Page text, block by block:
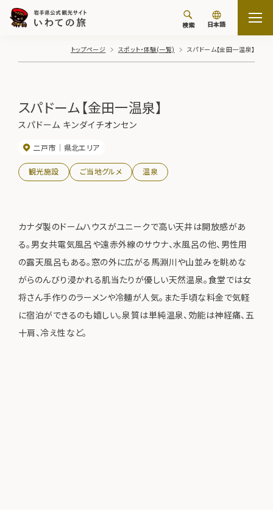
検索 日本語
トップページ スポット・体験(一覧) スパドーム【金田一温泉】
スパドーム【金田一温泉】
スパドーム キンダイチオンセン
二戸市 県北エリア
観光施設 ご当地グルメ 温泉
カナダ製のドームハウスがユニークで高い天井は開放感があ
る。男女共電気風呂や遠赤外線のサウナ、水風呂の他、男性用
の露天風呂もある。窓の外に広がる馬淵川や山並みを眺めな
がらのんびり浸かれる肌当たりが優しい天然温泉。食堂では女
将さん手作りのラーメンや冷麺が人気。また手頃な料金で気軽
に宿泊ができるのも嬉しい。泉質は単純温泉、効能は神経痛、五
十肩、冷え性など。